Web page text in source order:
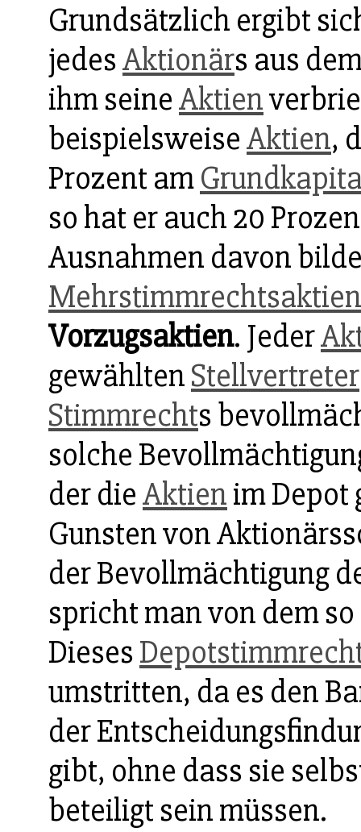
Grundsätzlich ergibt
jedesAktionärs aus
ihm seineAktien
beispielsweiseAktien,
Prozent am
so hat er auch 20
Ausnahmen davon
Mehrstimmrechtsaktien
Vorzugsaktien. Jeder
gewähltenStellvertreter
Stimmrechts
solche
der dieAktienim Depot
Gunsten von
der Bevollmächtigung
spricht man von dem
Dieses
umstritten, da es den
der
gibt, ohne dass sie
beteiligt sein müssen.